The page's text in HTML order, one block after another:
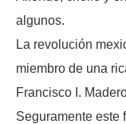
algunos.
La revolución
miembro de una
Francisco I.
Seguramente este